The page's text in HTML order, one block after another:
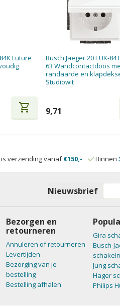
Future
shopping_cart
Busch Jaeger 20 EUK-
63 Wandcontactdoos
randaarde en
Studiowit
9,71
verzending vanaf€150,- Binnen
Nieuwsbrief
Bezorgen en
retourneren
Annuleren of retourneren
Levertijden
Bezorging van je
bestelling
Bestelling afhalen
Gira
Busch-
Jung
Hager
Philips